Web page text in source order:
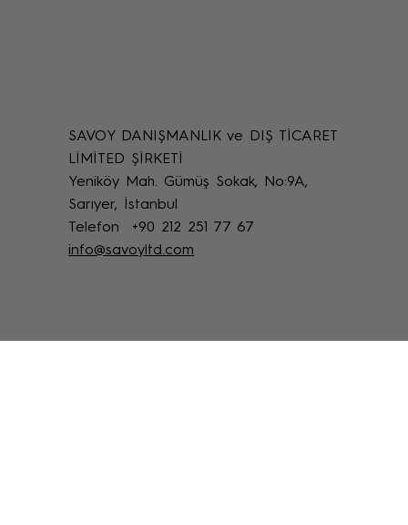
Savoy Restorasyon Hizmetleri: Kültürel
Mirasın Korunmasında Çözüm Ortağınız
SAVOY DANIŞMANLIK ve DIŞ TİCARET
LİMİTED ŞİRKETİ
Yeniköy Mah. Gümüş Sokak, No:9A,
Sarıyer, İstanbul
Telefon +90 212 251 77 67
info@savoyltd.com